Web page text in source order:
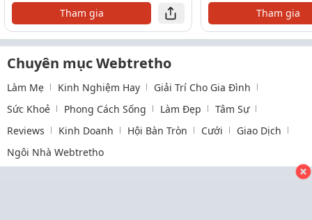
Tham gia Tham gia
Chuyên mục Webtretho
Làm Mẹ Kinh Nghiệm Hay
Giải Trí Cho Gia Đình
Sức Khoẻ
Phong Cách Sống Làm Đẹp
Tâm Sự
Reviews
Kinh Doanh Hội Bàn Tròn Cưới
Giao Dịch
Ngôi Nhà Webtretho